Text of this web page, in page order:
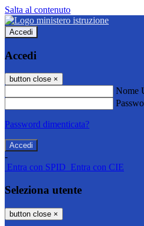
Salta al contenuto
Accedi
Accedi
button close ×
Nome
Password dimenticata?
-
Entra con SPID Entra con CIE
Seleziona utente
button close ×